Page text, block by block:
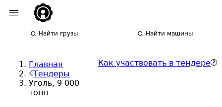
Найти грузы Найти машины
Главная
Тендеры
Уголь, 9 000
тонн
Как участвовать в тендере